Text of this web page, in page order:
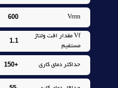
Vrrm
600
Vf مقدار افت ولتاژ
مستفيم
1.1
حداکثر دماي کاري +150